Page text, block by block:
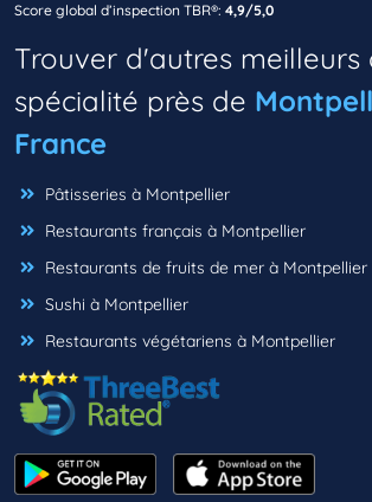
Score global d’inspection TBR®: 4,9/5,0
Trouver d'autres meilleurs
spécialité près de
France
Pâtisseries à Montpellier
Restaurants français à Montpellier
Restaurants de fruits de mer à Montpellier
Sushi à Montpellier
Restaurants végétariens à Montpellier